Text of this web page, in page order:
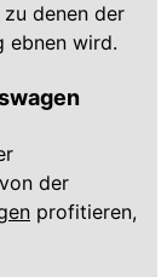
denen der
ebnen wird.
der
profitieren,